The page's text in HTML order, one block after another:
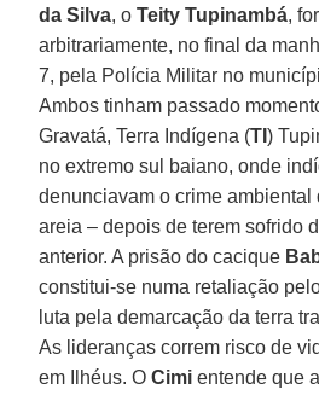
da Silva, oTeity Tupinambá,
arbitrariamente, no final da
7, pela Polícia Militar no
Ambos tinham passado
Gravatá, Terra Indígena (TI)
no extremo sul baiano, onde
denunciavam o crime
areia – depois de terem sofrido
anterior. A prisão do cacique
constitui-se numa retaliação
luta pela demarcação da terra
As lideranças correm risco de
em Ilhéus. OCimi entende que